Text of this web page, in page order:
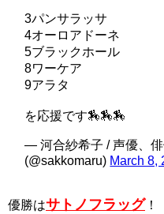
3パンサラッサ
4オーロアドーネ
5ブラックホール
8ワーケア
9アラタ
を応援です🏇🏇🏇
— 河合紗希子 / 声優、
(@sakkomaru) March 8,
優勝はサトノフラッグ！